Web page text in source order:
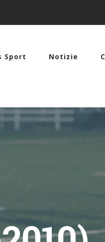
Sport Notizie